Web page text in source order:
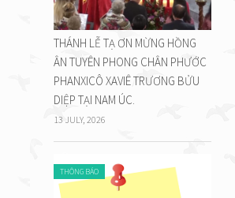
THÁNH LỄ TẠ ƠN MỪNG HỒNG
ÂN TUYÊN PHONG CHÂN PHƯỚC
PHANXICÔ XAVIÊ TRƯƠNG BỬU
DIỆP TẠI NAM ÚC.
13 JULY, 2026
THÔNG BÁO